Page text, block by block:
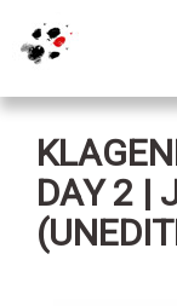
DAY 2 |